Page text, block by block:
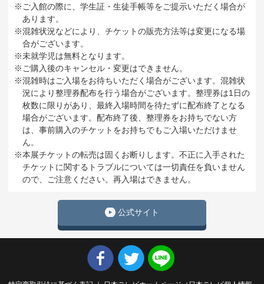
※ご入館の際に、学生証・生徒手帳等をご提示いただく場合が
あります。
※混雑状況などにより、チケットの販売方法等は変更になる場
合がございます。
※未就学児は無料となります。
※ご購入後のキャンセル・変更はできません。
※混雑時はご入場をお待ちいただく場合がございます。混雑状
況により整理券配布を行う場合がございます。整理券は1日の
枚数に限りがあり、最終入場時間を待たずに配布終了となる
場合がございます。配布終了後、整理券をお持ちでない方
は、事前購入のチケットをお持ちでもご入場いただけませ
ん。
※本展チケットの転売は固くお断りします。不正に入手された
チケットに関するトラブルについては一切責任を負いません
ので、ご注意ください。再入場はできません。
公式サイト